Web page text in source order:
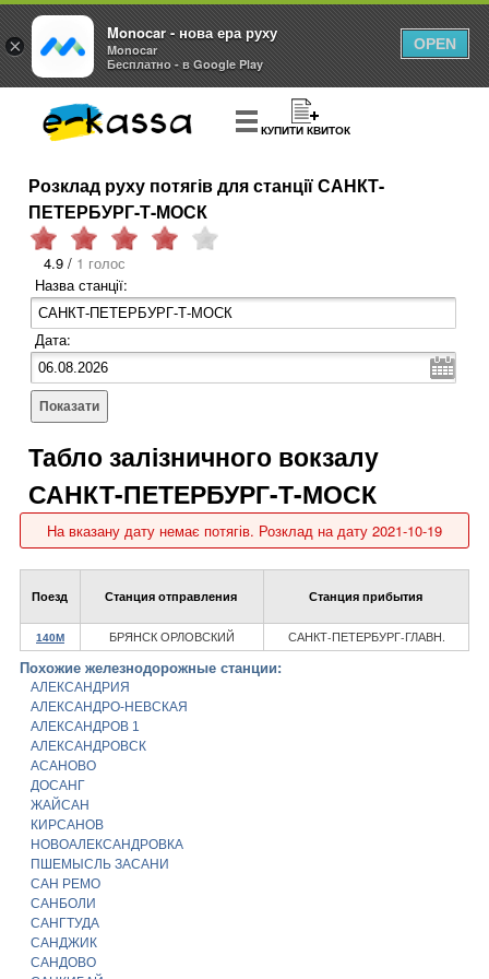
КУПИТИ КВИТОК
Розклад руху потягів для станції САНКТ-
ПЕТЕРБУРГ-Т-МОСК
4.9 / 1 голос
Назва станції:
Дата:
Показати
Табло залізничного вокзалу
САНКТ-ПЕТЕРБУРГ-Т-МОСК
На вказану дату немає потягів. Розклад на дату 2021-10-19
Поезд Станция отправления Станция прибытия
140М БРЯНСК ОРЛОВСКИЙ САНКТ-ПЕТЕРБУРГ-ГЛАВН.
Похожие железнодорожные станции:
АЛЕКСАНДРИЯ
АЛЕКСАНДРО-НЕВСКАЯ
АЛЕКСАНДРОВ 1
АЛЕКСАНДРОВСК
АСАНОВО
ДОСАНГ
ЖАЙСАН
КИРСАНОВ
НОВОАЛЕКСАНДРОВКА
ПШЕМЫСЛЬ ЗАСАНИ
САН РЕМО
САНБОЛИ
САНГТУДА
САНДЖИК
САНДОВО
×
Monocar - нова ера руху
Monocar
Бесплатно - в Google Play
OPEN